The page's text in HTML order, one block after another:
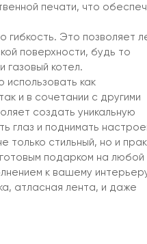
печати, что
гибкость. Это позволяет
поверхности, будь то
газовый котел.
использовать как
и в сочетании с другими
создать уникальную
глаз и поднимать
только стильный, но и
подарком на любой
к вашему
атласная лента, и даже